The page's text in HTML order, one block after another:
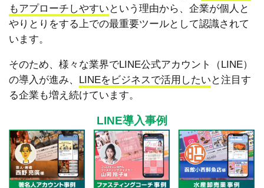
もアプローチしやすい という理由から、企業が個人と
やりとりをする上での最重要ツールとして認識されて
います。
そのため、様々な業界でLINE公式アカウント（LINE）
の導入が進み、 LINEをビジネスで活用したい と注目す
る企業も増え続けています。
LINE導入事例